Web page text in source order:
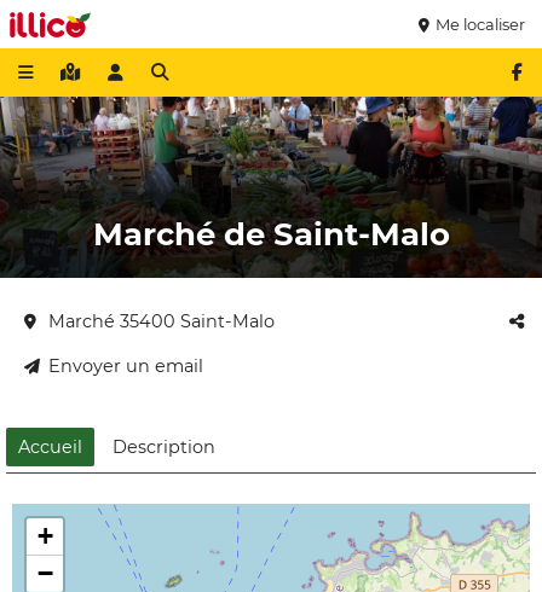
Me localiser
Marché de Saint-Malo
Marché 35400 Saint-Malo
Envoyer un email
Accueil Description
+
−